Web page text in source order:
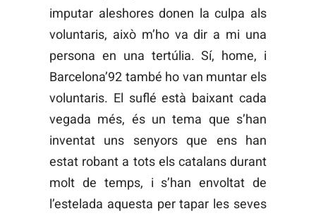
imputar aleshores donen la culpa als
voluntaris, això m’ho va dir a mi una
persona en una tertúlia. Sí, home, i
Barcelona’92 també ho van muntar els
voluntaris. El suflé està baixant cada
vegada més, és un tema que s’han
inventat uns senyors que ens han
estat robant a tots els catalans durant
molt de temps, i s’han envoltat de
l’estelada aquesta per tapar les seves